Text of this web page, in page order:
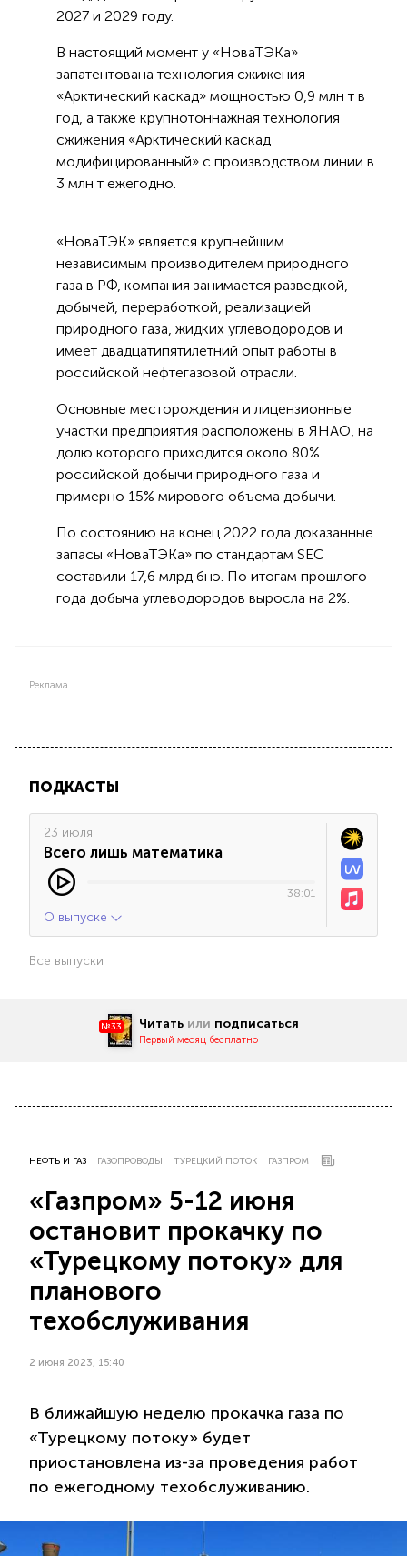
2027 и 2029 году.
В настоящий момент у «НоваТЭКа»
запатентована технология сжижения
«Арктический каскад» мощностью 0,9 млн т в
год, а также крупнотоннажная технология
сжижения «Арктический каскад
модифицированный» с производством линии в
3 млн т ежегодно.
«НоваТЭК» является крупнейшим
независимым производителем природного
газа в РФ, компания занимается разведкой,
добычей, переработкой, реализацией
природного газа, жидких углеводородов и
имеет двадцатипятилетний опыт работы в
российской нефтегазовой отрасли.
Основные месторождения и лицензионные
участки предприятия расположены в ЯНАО, на
долю которого приходится около 80%
российской добычи природного газа и
примерно 15% мирового объема добычи.
По состоянию на конец 2022 года доказанные
запасы «НоваТЭКа» по стандартам SEC
составили 17,6 млрд бнэ. По итогам прошлого
года добыча углеводородов выросла на 2%.
Реклама
ПОДКАСТЫ
23 июля
Всего лишь математика
38:01
О выпуске
Все выпуски
№33 Читать или подписаться
Первый месяц бесплатно
НЕФТЬ И ГАЗ ГАЗОПРОВОДЫ ТУРЕЦКИЙ ПОТОК ГАЗПРОМ
«Газпром» 5-12 июня
остановит прокачку по
«Турецкому потоку» для
планового
техобслуживания
2 июня 2023, 15:40
В ближайшую неделю прокачка газа по
«Турецкому потоку» будет
приостановлена из-за проведения работ
по ежегодному техобслуживанию.